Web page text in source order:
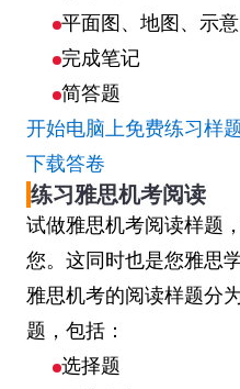
平面图、地图、示
完成笔记
简答题
开始电脑上免费练习样
下载答卷
练习雅思机考阅读
试做雅思机考阅读样题
您。这同时也是您雅思
雅思机考的阅读样题分
题，包括：
选择题